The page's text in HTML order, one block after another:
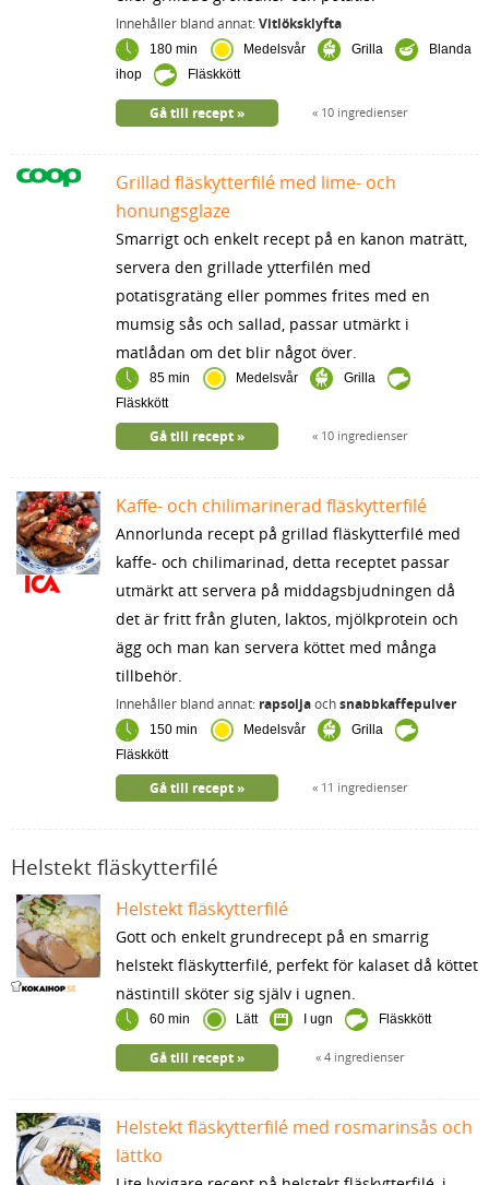
Innehåller bland annat:Vitlöksklyfta
180 min Medelsvår Grilla
Blanda
ihop
Fläskkött
10 ingredienser
Gå till recept
Grillad fläskytterfilé med lime- och
honungsglaze
Smarrigt och enkelt recept på en kanon maträtt,
servera den grillade ytterfilén med
potatisgratäng eller pommes frites med en
mumsig sås och sallad, passar utmärkt i
matlådan om det blir något över.
85 min Medelsvår
Grilla
Fläskkött
10 ingredienser
Gå till recept
Kaffe- och chilimarinerad fläskytterfilé
Annorlunda recept på grillad fläskytterfilé med
kaffe- och chilimarinad, detta receptet passar
utmärkt att servera på middagsbjudningen då
det är fritt från gluten, laktos, mjölkprotein och
ägg och man kan servera köttet med många
tillbehör.
Innehåller bland annat: rapsoljaochsnabbkaffepulver
150 min Medelsvår
Grilla
Fläskkött
11 ingredienser
Gå till recept
Helstekt fläskytterfilé
Helstekt fläskytterfilé
Gott och enkelt grundrecept på en smarrig
helstekt fläskytterfilé, perfekt för kalaset då köttet
nästintill sköter sig själv i ugnen.
60 min Lätt I ugn Fläskkött
4 ingredienser
Gå till recept
Helstekt fläskytterfilé med rosmarinsås och
lättko